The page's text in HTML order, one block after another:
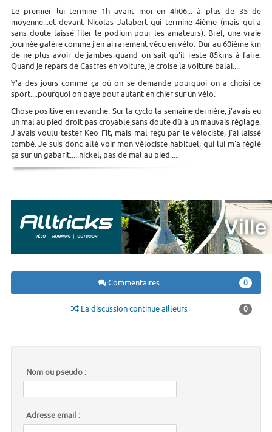
Le premier lui termine 1h avant moi en 4h06... à plus de 35 de
moyenne...et devant Nicolas Jalabert qui termine 4ième (mais qui a
sans doute laissé filer le podium pour les amateurs). Bref, une vraie
journée galère comme j'en ai rarement vécu en vélo. Dur au 60ième km
de ne plus avoir de jambes quand on sait qu'il reste 85kms à faire.
Quand je repars de Castres en voiture, je croise la voiture balai....
Y'a des jours comme ça où on se demande pourquoi on a choisi ce
sport....pourquoi on paye pour autant en chier sur un vélo.
Chose positive en revanche. Sur la cyclo la semaine dernière, j'avais eu
un mal au pied droit pas croyable,sans doute dû à un mauvais réglage.
J'avais voulu tester Keo Fit, mais mal reçu par le vélociste, j'ai laissé
tombé. Je suis donc allé voir mon vélociste habituel, qui lui m'a réglé
ça sur un gabarit.....nickel, pas de mal au pied.....
Commentaires 0
La discussion continue ailleurs 0
Nom ou pseudo :
Adresse email :